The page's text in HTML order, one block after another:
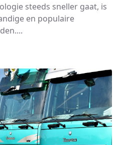
steeds sneller gaat, is
en populaire